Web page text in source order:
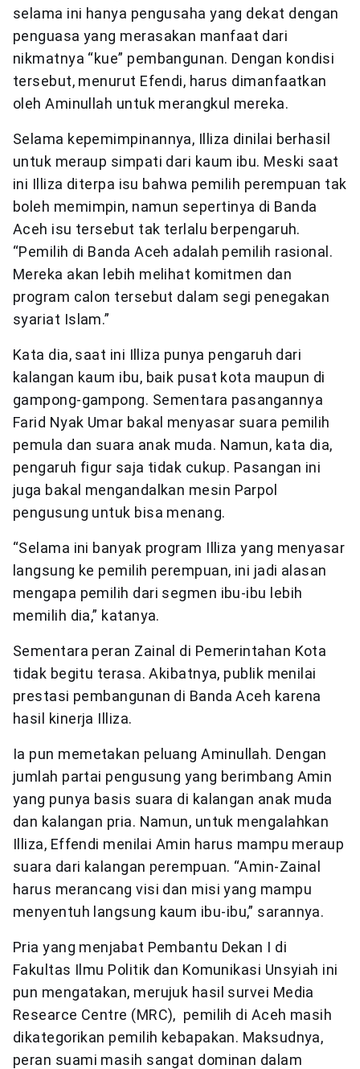
selama ini hanya pengusaha yang dekat dengan
penguasa yang merasakan manfaat dari
nikmatnya “kue” pembangunan. Dengan kondisi
tersebut, menurut Efendi, harus dimanfaatkan
oleh Aminullah untuk merangkul mereka.
Selama kepemimpinannya, Illiza dinilai berhasil
untuk meraup simpati dari kaum ibu. Meski saat
ini Illiza diterpa isu bahwa pemilih perempuan tak
boleh memimpin, namun sepertinya di Banda
Aceh isu tersebut tak terlalu berpengaruh.
“Pemilih di Banda Aceh adalah pemilih rasional.
Mereka akan lebih melihat komitmen dan
program calon tersebut dalam segi penegakan
syariat Islam.”
Kata dia, saat ini Illiza punya pengaruh dari
kalangan kaum ibu, baik pusat kota maupun di
gampong-gampong. Sementara pasangannya
Farid Nyak Umar bakal menyasar suara pemilih
pemula dan suara anak muda. Namun, kata dia,
pengaruh figur saja tidak cukup. Pasangan ini
juga bakal mengandalkan mesin Parpol
pengusung untuk bisa menang.
“Selama ini banyak program Illiza yang menyasar
langsung ke pemilih perempuan, ini jadi alasan
mengapa pemilih dari segmen ibu-ibu lebih
memilih dia,” katanya.
Sementara peran Zainal di Pemerintahan Kota
tidak begitu terasa. Akibatnya, publik menilai
prestasi pembangunan di Banda Aceh karena
hasil kinerja Illiza.
Ia pun memetakan peluang Aminullah. Dengan
jumlah partai pengusung yang berimbang Amin
yang punya basis suara di kalangan anak muda
dan kalangan pria. Namun, untuk mengalahkan
Illiza, Effendi menilai Amin harus mampu meraup
suara dari kalangan perempuan. “Amin-Zainal
harus merancang visi dan misi yang mampu
menyentuh langsung kaum ibu-ibu,” sarannya.
Pria yang menjabat Pembantu Dekan I di
Fakultas Ilmu Politik dan Komunikasi Unsyiah ini
pun mengatakan, merujuk hasil survei Media
Researce Centre (MRC), pemilih di Aceh masih
dikategorikan pemilih kebapakan. Maksudnya,
peran suami masih sangat dominan dalam